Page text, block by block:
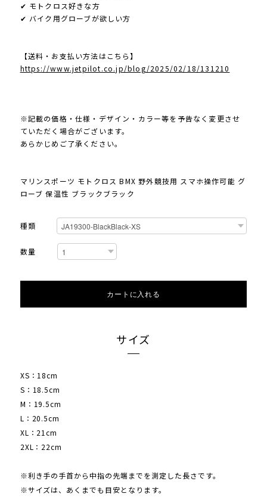
✔ モトクロス好きな方
✔ バイク用グローブが欲しい方
【送料・お支払い方法はこちら】
https://www.jetpilot.co.jp/blog/2025/02/18/131210
※記載の価格・仕様・デザイン・カラー等を予告なく変更させ
ていただく場合がございます。
あらかじめご了承ください。
マリンスポーツ モトクロス BMX 野外競技用 スマホ操作可能 グ
ローブ 保温性 ブラックブラック
種類
数量
カートに入れる
サイズ
XS：18cm
S：18.5cm
M：19.5cm
L：20.5cm
XL：21cm
2XL：22cm
※利き手の手首から中指の先端までを測定した長さです。
※サイズは、あくまでも目安となります。